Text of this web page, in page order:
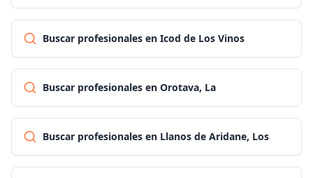
Buscar profesionales en Icod de Los Vinos
Buscar profesionales en Orotava, La
Buscar profesionales en Llanos de Aridane, Los